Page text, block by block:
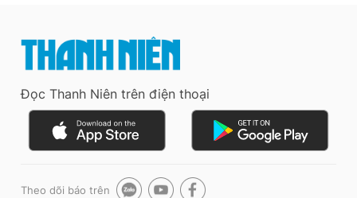
Đọc Thanh Niên trên điện thoại
Theo dõi báo trên